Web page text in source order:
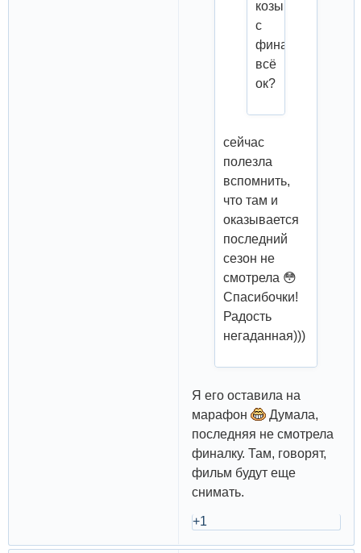
козырьки,
с
финалом
всё
ок?
сейчас
полезла
вспомнить,
что там и
оказывается
последний
сезон не
смотрела 😳
Спасибочки!
Радость
негаданная)))
Я его оставила на
марафон
Думала,
последняя не смотрела
финалку. Там, говорят,
фильм будут еще
снимать.
+1